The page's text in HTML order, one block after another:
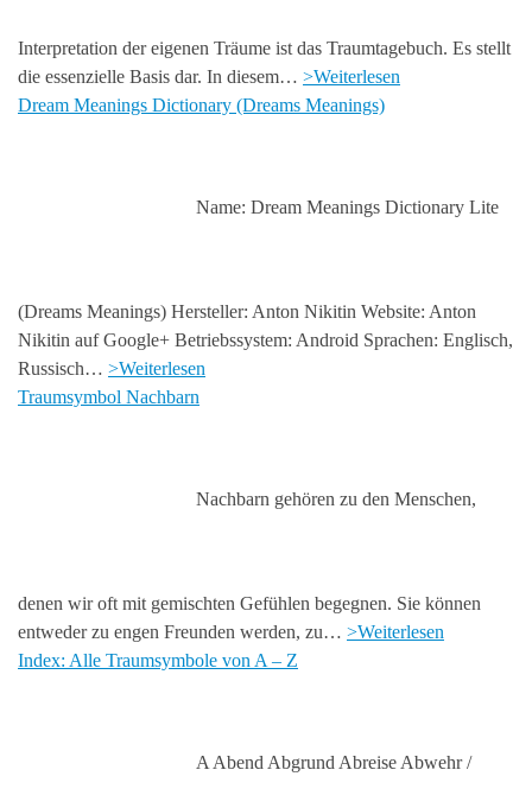
Interpretation der eigenen Träume ist das Traumtagebuch. Es stellt
die essenzielle Basis dar. In diesem… >Weiterlesen
Dream Meanings Dictionary (Dreams Meanings)
Name: Dream Meanings Dictionary Lite
(Dreams Meanings) Hersteller: Anton Nikitin Website: Anton
Nikitin auf Google+ Betriebssystem: Android Sprachen: Englisch,
Russisch… >Weiterlesen
Traumsymbol Nachbarn
Nachbarn gehören zu den Menschen,
denen wir oft mit gemischten Gefühlen begegnen. Sie können
entweder zu engen Freunden werden, zu… >Weiterlesen
Index: Alle Traumsymbole von A – Z
A Abend Abgrund Abreise Abwehr /